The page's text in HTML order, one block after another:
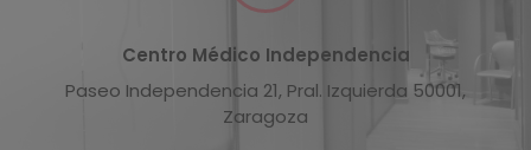
Centro Médico Independencia
Paseo Independencia 21, Pral. Izquierda 50001,
Zaragoza